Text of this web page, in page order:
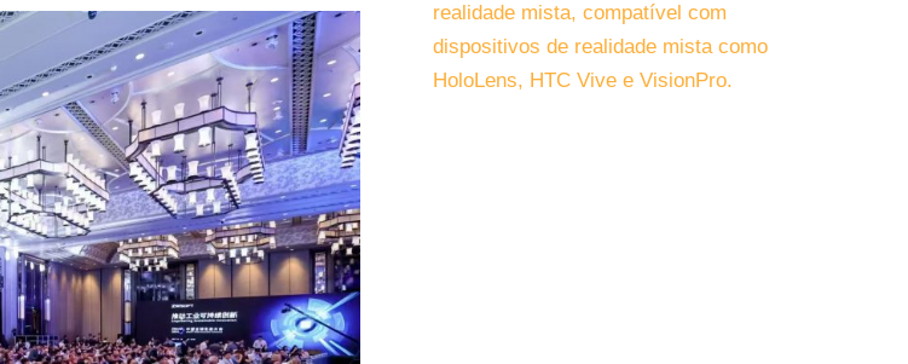
realidade mista, compatível com
dispositivos de realidade mista como
HoloLens, HTC Vive e VisionPro.